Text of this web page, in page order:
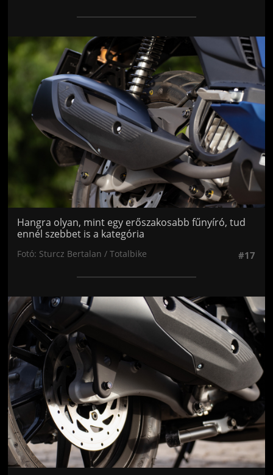
Jön még kép!
Hangra olyan, mint egy erőszakosabb fűnyíró, tud
ennél szebbet is a kategória
Fotó: Sturcz Bertalan / Totalbike #17
Jön még kép!